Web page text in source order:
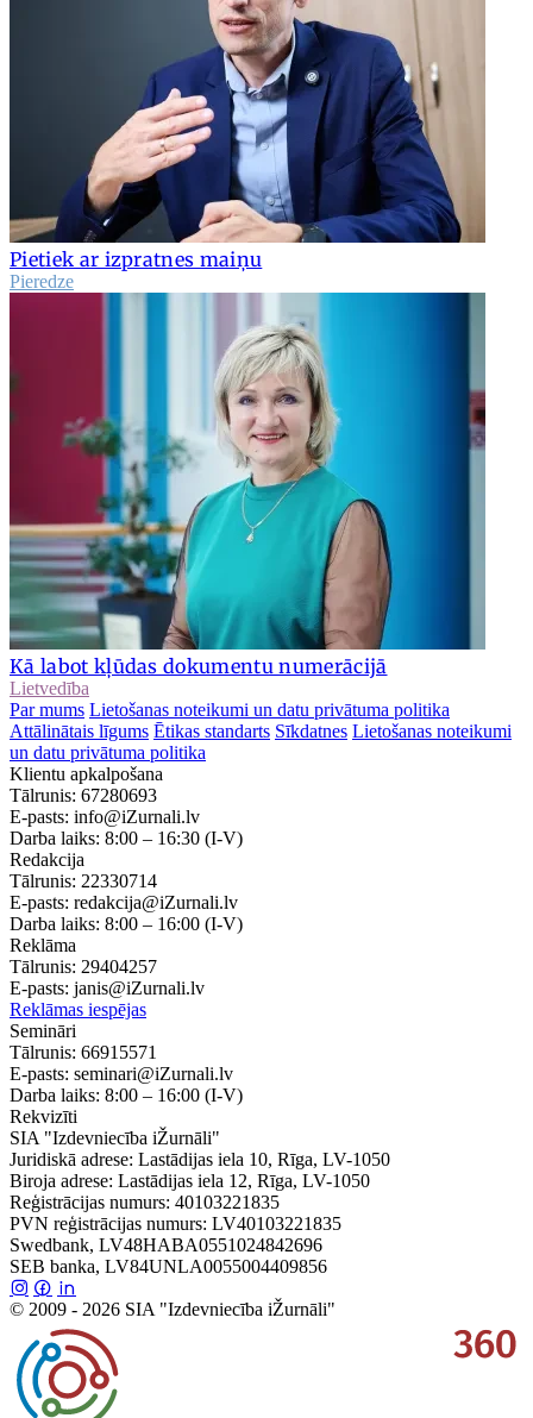
Pietiek ar izpratnes maiņu
Pieredze
Kā labot kļūdas dokumentu numerācijā
Lietvedība
Par mums Lietošanas noteikumi un datu privātuma politika
Attālinātais līgums Ētikas standarts Sīkdatnes Lietošanas noteikumi
un datu privātuma politika
Klientu apkalpošana
Tālrunis: 67280693
E-pasts: info@iZurnali.lv
Darba laiks: 8:00 – 16:30 (I-V)
Redakcija
Tālrunis: 22330714
E-pasts: redakcija@iZurnali.lv
Darba laiks: 8:00 – 16:00 (I-V)
Reklāma
Tālrunis: 29404257
E-pasts: janis@iZurnali.lv
Reklāmas iespējas
Semināri
Tālrunis: 66915571
E-pasts: seminari@iZurnali.lv
Darba laiks: 8:00 – 16:00 (I-V)
Rekvizīti
SIA "Izdevniecība iŽurnāli"
Juridiskā adrese: Lastādijas iela 10, Rīga, LV-1050
Biroja adrese: Lastādijas iela 12, Rīga, LV-1050
Reģistrācijas numurs: 40103221835
PVN reģistrācijas numurs: LV40103221835
Swedbank, LV48HABA0551024842696
SEB banka, LV84UNLA0055004409856
© 2009 - 2026 SIA "Izdevniecība iŽurnāli"